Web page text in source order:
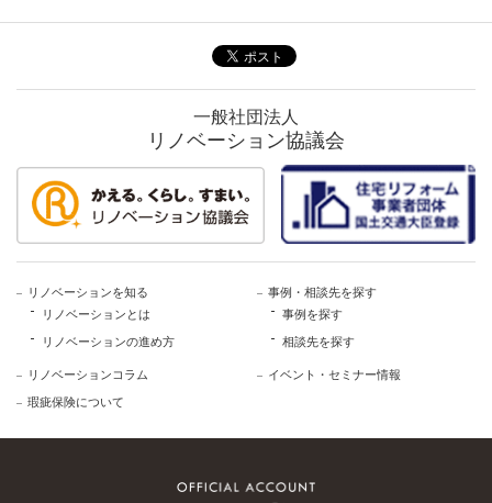
一般社団法人
リノベーション協議会
リノベーションを知る
リノベーションとは
リノベーションの進め方
リノベーションコラム
瑕疵保険について
事例・相談先を探す
事例を探す
相談先を探す
イベント・セミナー情報